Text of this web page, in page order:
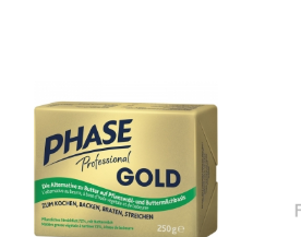
Wurst
Zucker / Süßstoffe